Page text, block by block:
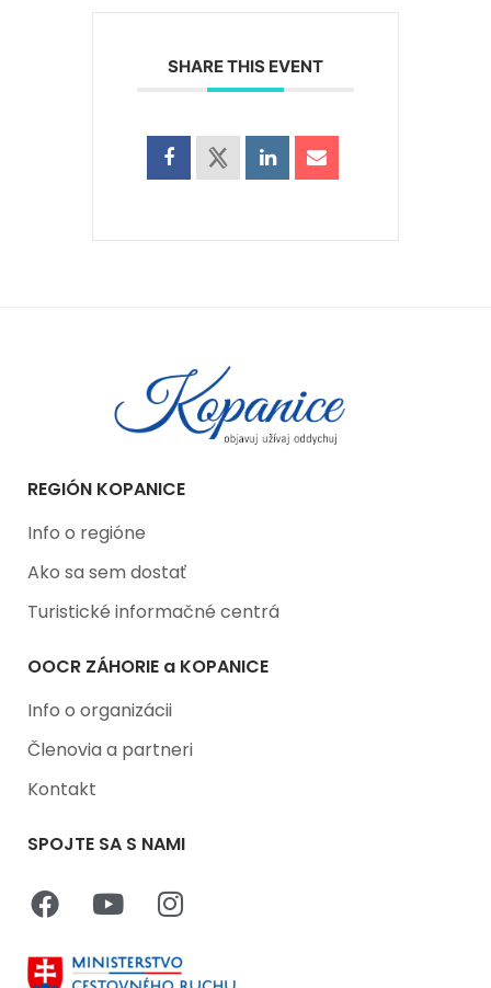
SHARE THIS EVENT
REGIÓN KOPANICE
Info o regióne
Ako sa sem dostať
Turistické informačné centrá
OOCR ZÁHORIE a KOPANICE
Info o organizácii
Členovia a partneri
Kontakt
SPOJTE SA S NAMI